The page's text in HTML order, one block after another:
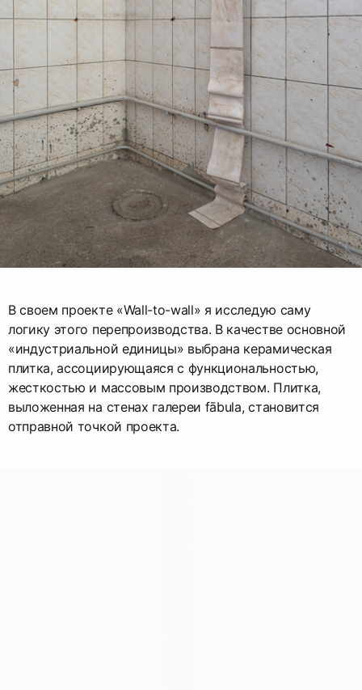
В своем проекте «Wall-to-wall» я исследую саму
логику этого перепроизводства. В качестве основной
«индустриальной единицы» выбрана керамическая
плитка, ассоциирующаяся с функциональностью,
жесткостью и массовым производством. Плитка,
выложенная на стенах галереи fābula, становится
отправной точкой проекта.